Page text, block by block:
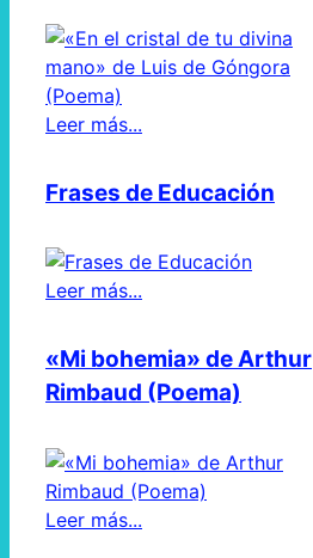
Leer más...
Frases de Educación
Leer más...
«Mi bohemia» de Arthur
Rimbaud (Poema)
Leer más...